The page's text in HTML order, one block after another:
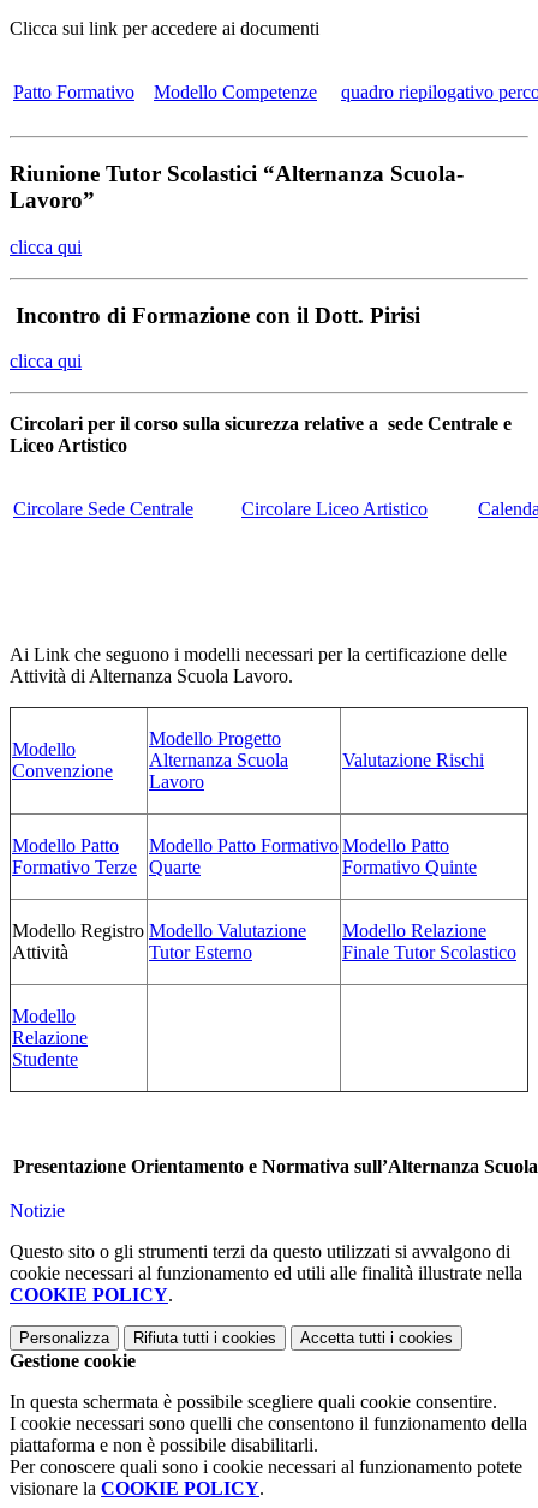
Clicca sui link per accedere ai documenti
Patto Formativo Modello Competenze quadro riepilogativo
Riunione Tutor Scolastici “Alternanza Scuola-
Lavoro”
clicca qui
Incontro di Formazione con il Dott. Pirisi
clicca qui
Circolari per il corso sulla sicurezza relative a sede Centrale e
Liceo Artistico
Circolare Sede Centrale Circolare Liceo Artistico
Ai Link che seguono i modelli necessari per la certificazione delle
Attività di Alternanza Scuola Lavoro.
Modello
Convenzione
Modello Progetto
Alternanza Scuola
Lavoro
Valutazione Rischi
Modello Patto
Formativo Terze
Modello Patto Formativo
Quarte
Modello Patto
Formativo Quinte
Modello Registro
Attività
Modello Valutazione
Tutor Esterno
Modello Relazione
Finale Tutor Scolastico
Modello
Relazione
Studente
Presentazione Orientamento e Normativa sull’Alternanza
Notizie
Questo sito o gli strumenti terzi da questo utilizzati si avvalgono di
cookie necessari al funzionamento ed utili alle finalità illustrate nella
COOKIE POLICY.
Personalizza Rifiuta tutti i cookies Accetta tutti i cookies
Gestione cookie
In questa schermata è possibile scegliere quali cookie consentire.
I cookie necessari sono quelli che consentono il funzionamento della
piattaforma e non è possibile disabilitarli.
Per conoscere quali sono i cookie necessari al funzionamento potete
visionare la COOKIE POLICY.